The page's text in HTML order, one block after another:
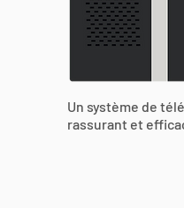
Un système de
rassurant et